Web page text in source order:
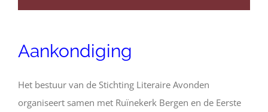
Aankondiging
Het bestuur van de Stichting Literaire Avonden
organiseert samen met Ruïnekerk Bergen en de Eerste